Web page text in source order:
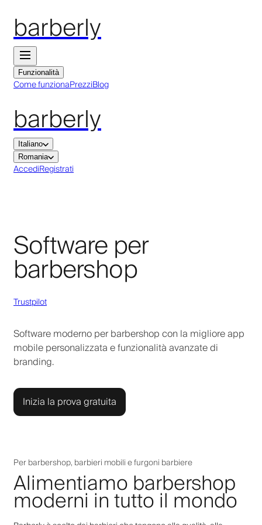
barberly
Funzionalità
Come funzionaPrezziBlog
barberly
Italiano
Romania
AccediRegistrati
Software per
barbershop
Trustpilot
Software moderno per barbershop con la migliore app
mobile personalizzata e funzionalità avanzate di
branding.
Inizia la prova gratuita
Per barbershop, barbieri mobili e furgoni barbiere
Alimentiamo barbershop
moderni in tutto il mondo